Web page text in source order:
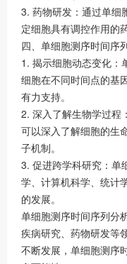
3. 药物研发：通过单细
定细胞具有调控作用的
四、单细胞测序时间序
1. 揭示细胞动态变化：
细胞在不同时间点的基
有力支持。
2. 深入了解生物学过程
可以深入了解细胞的生
子机制。
3. 促进跨学科研究：单
学、计算机科学、统计
的发展。
单细胞测序时间序列分
疾病研究、药物研发等
不断发展，单细胞测序